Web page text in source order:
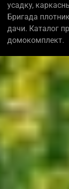
усадку,
Бригада
дачи. Каталог
домокомплект.